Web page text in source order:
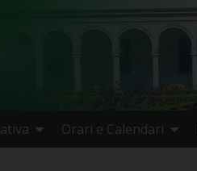
Orari e Calendari